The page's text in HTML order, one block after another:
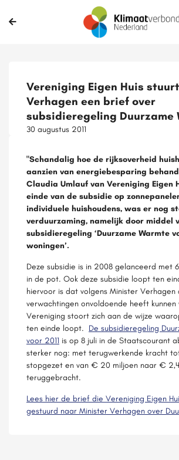
Vereniging Eigen Huis
Verhagen een brief over
subsidieregeling Duurzame
30 augustus 2011
"Schandalig hoe de rijksoverheid
aanzien van energiebesparing
Claudia Umlauf van Vereniging Eigen
einde van de subsidie op
individuele huishoudens, was er nog
verduurzaming, namelijk door middel
subsidieregeling ‘Duurzame Warmte
woningen’.
Deze subsidie is in 2008 gelanceerd met
in de pot. Ook deze subsidie loopt ten
hiervoor is dat volgens Minister Verhagen
verwachtingen onvoldoende heeft kunnen
Vereniging stoort zich aan de wijze
ten einde loopt. De subsidieregeling
voor 2011 is op 8 juli in de Staatscourant
sterker nog: met terugwerkende kracht
stopgezet en van € 20 miljoen naar €
teruggebracht.
Lees hier de brief die Vereniging Eigen
gestuurd naar Minister Verhagen over